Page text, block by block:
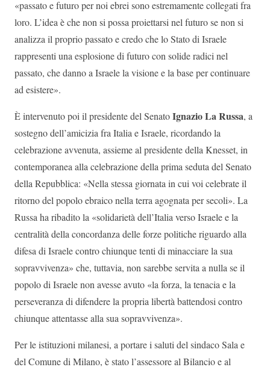
«passato e futuro per noi ebrei sono estremamente collegati fra
loro. L’idea è che non si possa proiettarsi nel futuro se non si
analizza il proprio passato e credo che lo Stato di Israele
rappresenti una esplosione di futuro con solide radici nel
passato, che danno a Israele la visione e la base per continuare
ad esistere».
È intervenuto poi il presidente del SenatoIgnazio La Russa, a
sostegno dell’amicizia fra Italia e Israele, ricordando la
celebrazione avvenuta, assieme al presidente della Knesset, in
contemporanea alla celebrazione della prima seduta del Senato
della Repubblica: «Nella stessa giornata in cui voi celebrate il
ritorno del popolo ebraico nella terra agognata per secoli». La
Russa ha ribadito la «solidarietà dell’Italia verso Israele e la
centralità della concordanza delle forze politiche riguardo alla
difesa di Israele contro chiunque tenti di minacciare la sua
sopravvivenza» che, tuttavia, non sarebbe servita a nulla se il
popolo di Israele non avesse avuto «la forza, la tenacia e la
perseveranza di difendere la propria libertà battendosi contro
chiunque attentasse alla sua sopravvivenza».
Per le istituzioni milanesi, a portare i saluti del sindaco Sala e
del Comune di Milano, è stato l’assessore al Bilancio e al